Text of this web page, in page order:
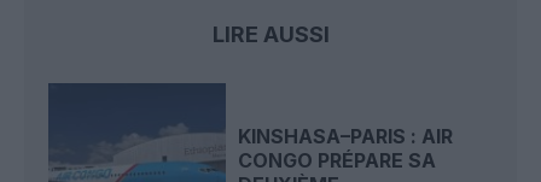
LIRE AUSSI
KINSHASA–PARIS : AIR
CONGO PRÉPARE SA